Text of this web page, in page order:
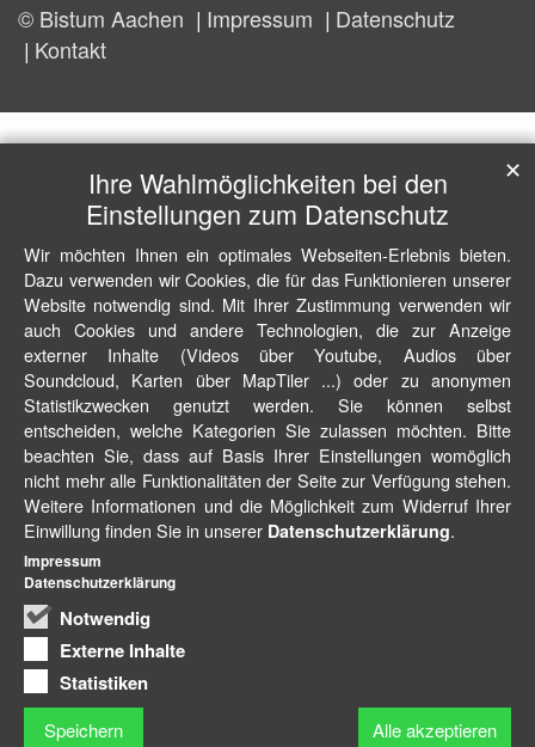
© Bistum Aachen Impressum
Datenschutz
Kontakt
Ihre Wahlmöglichkeiten bei den
Einstellungen zum Datenschutz
Wir möchten Ihnen ein optimales Webseiten-Erlebnis bieten.
Dazu verwenden wir Cookies, die für das Funktionieren unserer
Website notwendig sind. Mit Ihrer Zustimmung verwenden wir
auch Cookies und andere Technologien, die zur Anzeige
externer Inhalte (Videos über Youtube, Audios über
Soundcloud, Karten über MapTiler ...) oder zu anonymen
Statistikzwecken genutzt werden. Sie können selbst
entscheiden, welche Kategorien Sie zulassen möchten. Bitte
beachten Sie, dass auf Basis Ihrer Einstellungen womöglich
nicht mehr alle Funktionalitäten der Seite zur Verfügung stehen.
Weitere Informationen und die Möglichkeit zum Widerruf Ihrer
Einwillung finden Sie in unserer Datenschutzerklärung.
Notwendig
Externe Inhalte
Statistiken
Speichern Alle akzeptieren
✕
Impressum
Datenschutzerklärung